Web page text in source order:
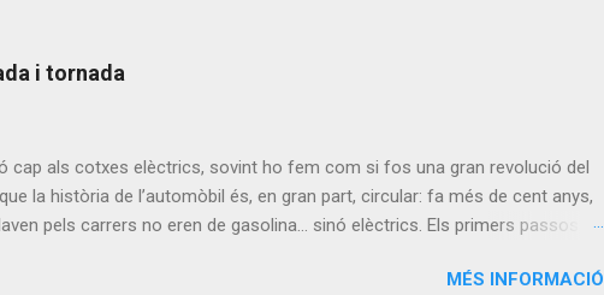
i tornada
cap als cotxes elèctrics, sovint ho fem com si fos una gran revolució del
la història de l’automòbil és, en gran part, circular: fa més de cent anys,
pels carrers no eren de gasolina... sinó elèctrics. Els primers passos: el
mentre que el motor de combustió interna, més complex que un motor
MÉS INFORMACIÓ